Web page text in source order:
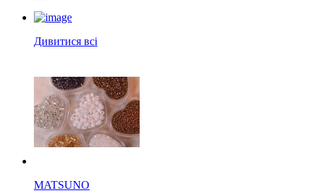
Дивитися всі
MATSUNO